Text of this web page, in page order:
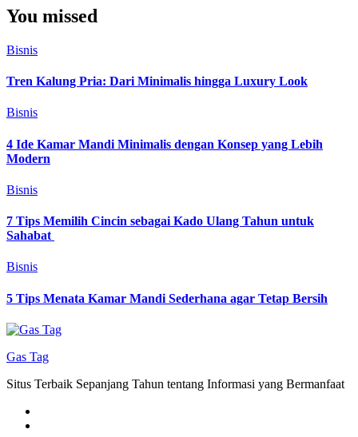
You missed
Bisnis
Tren Kalung Pria: Dari Minimalis hingga Luxury Look
Bisnis
4 Ide Kamar Mandi Minimalis dengan Konsep yang Lebih
Modern
Bisnis
7 Tips Memilih Cincin sebagai Kado Ulang Tahun untuk
Sahabat
Bisnis
5 Tips Menata Kamar Mandi Sederhana agar Tetap Bersih
Gas Tag
Situs Terbaik Sepanjang Tahun tentang Informasi yang Bermanfaat